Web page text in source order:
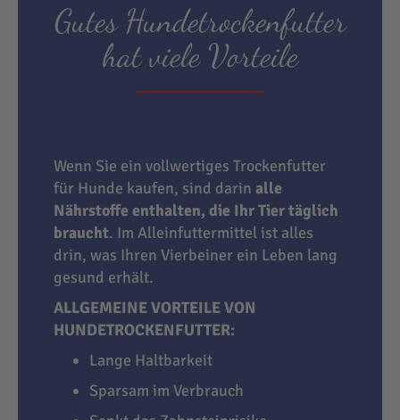
Gutes Hundetrockenfutter
hat viele Vorteile
Wenn Sie ein vollwertiges Trockenfutter
für Hunde kaufen, sind darin alle
Nährstoffe enthalten, die Ihr Tier täglich
braucht. Im Alleinfuttermittel ist alles
drin, was Ihren Vierbeiner ein Leben lang
gesund erhält.
ALLGEMEINE VORTEILE VON
HUNDETROCKENFUTTER:
Lange Haltbarkeit
Sparsam im Verbrauch